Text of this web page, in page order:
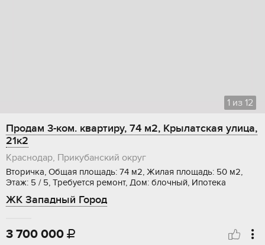
1 из 12
Продам 3-ком. квартиру, 74 м2, Крылатская улица,
21к2
Краснодар, Прикубанский округ
Вторичка, Общая площадь: 74 м2, Жилая площадь: 50 м2,
Этаж: 5 / 5, Требуется ремонт, Дом: блочный, Ипотека
ЖК Западный Город
3 700 000 